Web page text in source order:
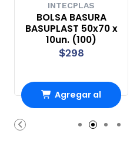
INTECPLAS
BOLSA BASURA
BASUPLAST 50x70 x
10un. (100)
$298
Agregar al
carrito